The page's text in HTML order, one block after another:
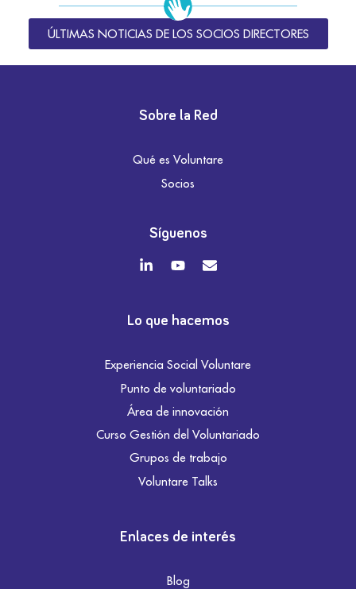
ÚLTIMAS NOTICIAS DE LOS SOCIOS DIRECTORES
Sobre la Red
Qué es Voluntare
Socios
Síguenos
Lo que hacemos
Experiencia Social Voluntare
Punto de voluntariado
Área de innovación
Curso Gestión del Voluntariado
Grupos de trabajo
Voluntare Talks
Enlaces de interés
Blog